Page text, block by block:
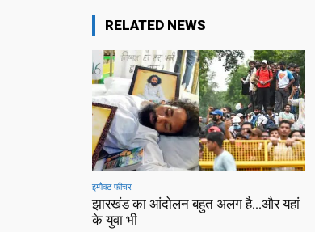
RELATED NEWS
इम्पैक्ट फीचर
झारखंड का आंदोलन बहुत अलग है…और यहां
के युवा भी